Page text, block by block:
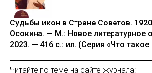
Судьбы икон в Стране Советов.
Осокина. — М.: Новое литературное
2023. — 416 с.: ил. (Серия «Что такое
Читайте по теме на сайте журнала: